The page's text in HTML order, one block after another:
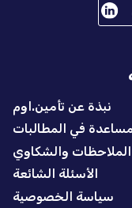
نبذة عن تأمين.اوم
في المطالبات
الملاحظات والشكاوي
الأسئلة الشائعة
سياسة الخصوصية